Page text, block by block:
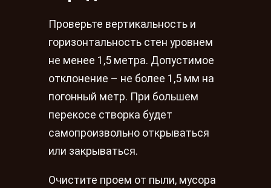
Проверьте вертикальность и
горизонтальность стен уровнем
не менее 1,5 метра. Допустимое
отклонение – не более 1,5 мм на
погонный метр. При большем
перекосе створка будет
самопроизвольно открываться
или закрываться.
Очистите проем от пыли, мусора